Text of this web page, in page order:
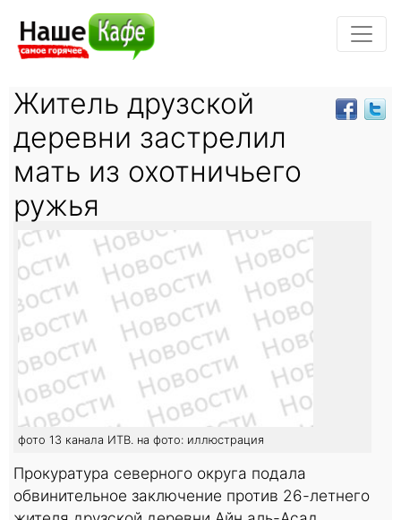
Житель друзской
деревни застрелил
мать из охотничьего
ружья
фото 13 канала ИТВ. на фото: иллюстрация
Прокуратура северного округа подала
обвинительное заключение против 26-летнего